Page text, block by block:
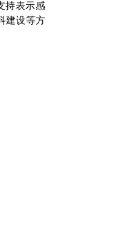
持表示感
建设等方